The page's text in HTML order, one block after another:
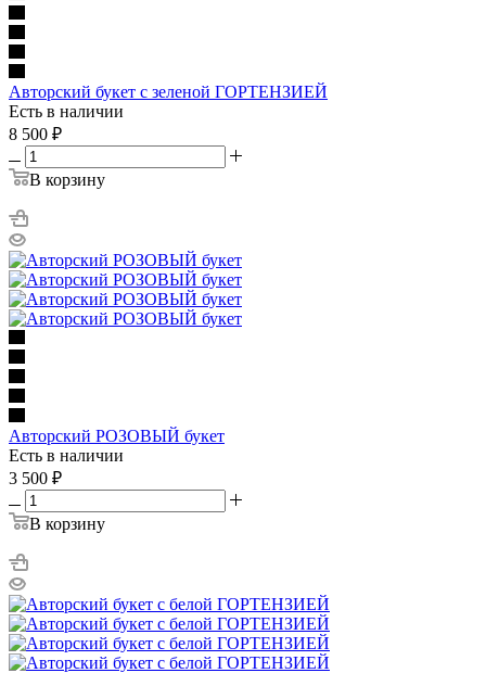
Авторский букет с зеленой ГОРТЕНЗИЕЙ
Есть в наличии
8 500 ₽
В корзину
Авторский РОЗОВЫЙ букет
Есть в наличии
3 500 ₽
В корзину